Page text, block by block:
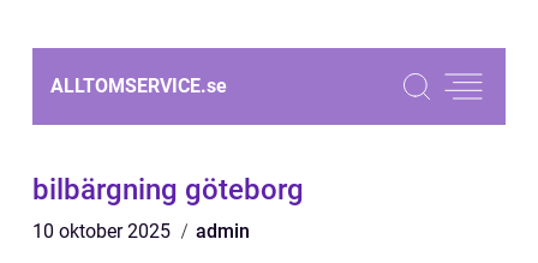
ALLTOMSERVICE.se
bilbärgning göteborg
10 oktober 2025 admin